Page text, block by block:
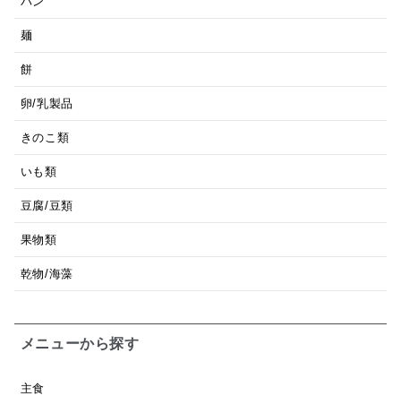
麺
餅
卵/乳製品
きのこ類
いも類
豆腐/豆類
果物類
乾物/海藻
メニューから探す
主食